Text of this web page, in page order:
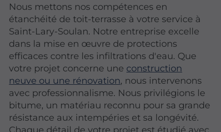
Nous mettons nos compétences en
étanchéité de toit-terrasse à votre service à
Saint-Lary-Soulan. Notre entreprise excelle
dans la mise en œuvre de protections
efficaces contre les infiltrations d'eau. Que
votre projet concerne une construction
neuve ou une rénovation, nous intervenons
avec professionnalisme. Nous privilégions le
bitume, un matériau reconnu pour sa grande
résistance aux intempéries et sa longévité.
Chaque détail de votre projet est étudié avec